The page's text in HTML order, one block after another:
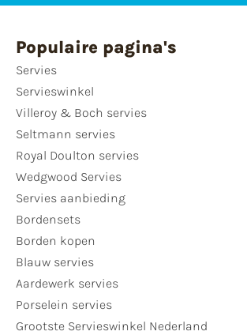
Populaire pagina's
Servies
Servieswinkel
Villeroy & Boch servies
Seltmann servies
Royal Doulton servies
Wedgwood Servies
Servies aanbieding
Bordensets
Borden kopen
Blauw servies
Aardewerk servies
Porselein servies
Grootste Servieswinkel Nederland